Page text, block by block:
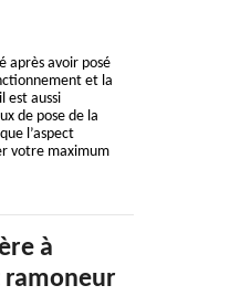
après avoir posé
et la
est aussi
de pose de la
l’aspect
votre maximum
à
ramoneur